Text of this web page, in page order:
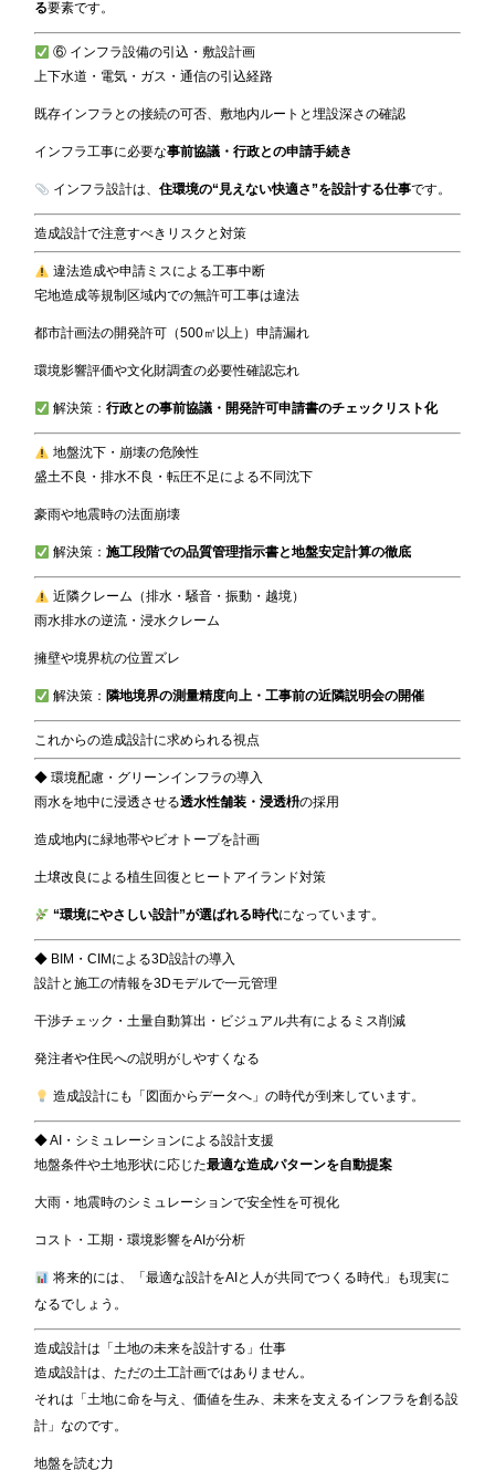
る要素です。
⑥ インフラ設備の引込・敷設計画
上下水道・電気・ガス・通信の引込経路
既存インフラとの接続の可否、敷地内ルートと埋設深さの確認
インフラ工事に必要な事前協議・行政との申請手続き
インフラ設計は、住環境の“見えない快適さ”を設計する仕事です。
造成設計で注意すべきリスクと対策
違法造成や申請ミスによる工事中断
宅地造成等規制区域内での無許可工事は違法
都市計画法の開発許可（500㎡以上）申請漏れ
環境影響評価や文化財調査の必要性確認忘れ
解決策：行政との事前協議・開発許可申請書のチェックリスト化
地盤沈下・崩壊の危険性
盛土不良・排水不良・転圧不足による不同沈下
豪雨や地震時の法面崩壊
解決策：施工段階での品質管理指示書と地盤安定計算の徹底
近隣クレーム（排水・騒音・振動・越境）
雨水排水の逆流・浸水クレーム
擁壁や境界杭の位置ズレ
解決策： 隣地境界の測量精度向上・工事前の近隣説明会の開催
これからの造成設計に求められる視点
◆ 環境配慮・グリーンインフラの導入
雨水を地中に浸透させる透水性舗装・浸透枡の採用
造成地内に緑地帯やビオトープを計画
土壌改良による植生回復とヒートアイランド対策
“環境にやさしい設計”が選ばれる時代になっています。
◆ BIM・CIMによる3D設計の導入
設計と施工の情報を3Dモデルで一元管理
干渉チェック・土量自動算出・ビジュアル共有によるミス削減
発注者や住民への説明がしやすくなる
造成設計にも「図面からデータへ」の時代が到来しています。
◆ AI・シミュレーションによる設計支援
地盤条件や土地形状に応じた最適な造成パターンを自動提案
大雨・地震時のシミュレーションで安全性を可視化
コスト・工期・環境影響をAIが分析
将来的には、「最適な設計をAIと人が共同でつくる時代」も現実に
なるでしょう。
造成設計は「土地の未来を設計する」仕事
造成設計は、ただの土工計画ではありません。
それは「土地に命を与え、価値を生み、未来を支えるインフラを創る設
計」なのです。
地盤を読む力